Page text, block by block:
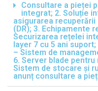
Consultare a pieței
integrat; 2. Soluție
asigurarea
(DR); 3. Echipamente
Securizarea rețelei
layer 7 cu 5 ani
– Sistem de
6. Server blade
Sistem de stocare și
anunț consultare a